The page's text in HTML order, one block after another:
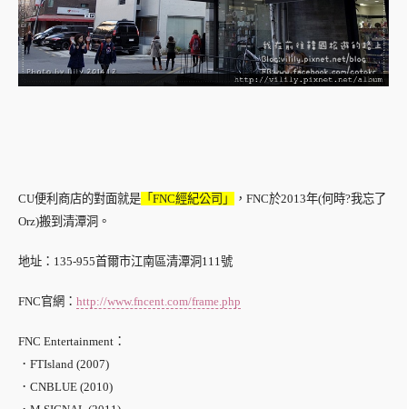
CU便利商店的對面就是 「FNC經紀公司」
，FNC於2013年(何時?我忘了
Orz)搬到清潭洞。
地址：135-955首爾市江南區清潭洞111號
FNC官網： http://www.fncent.com/frame.php
FNC Entertainment：
．FTIsland (2007)
．CNBLUE (2010)